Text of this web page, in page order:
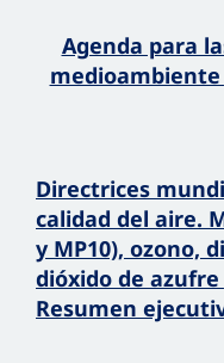
Agenda para
medioambiente
Directrices
calidad del aire.
y MP10), ozono,
dióxido de
Resumen